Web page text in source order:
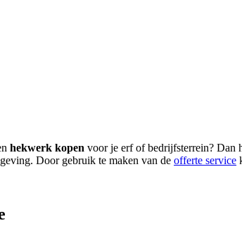
hekwerk kopen voor je erf of bedrijfsterrein? Dan
Door gebruik te maken van de offerte service